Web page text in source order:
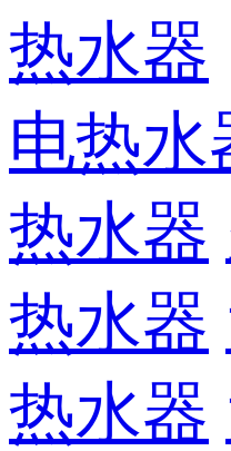
热水器
电热水
热水器
热水器
热水器